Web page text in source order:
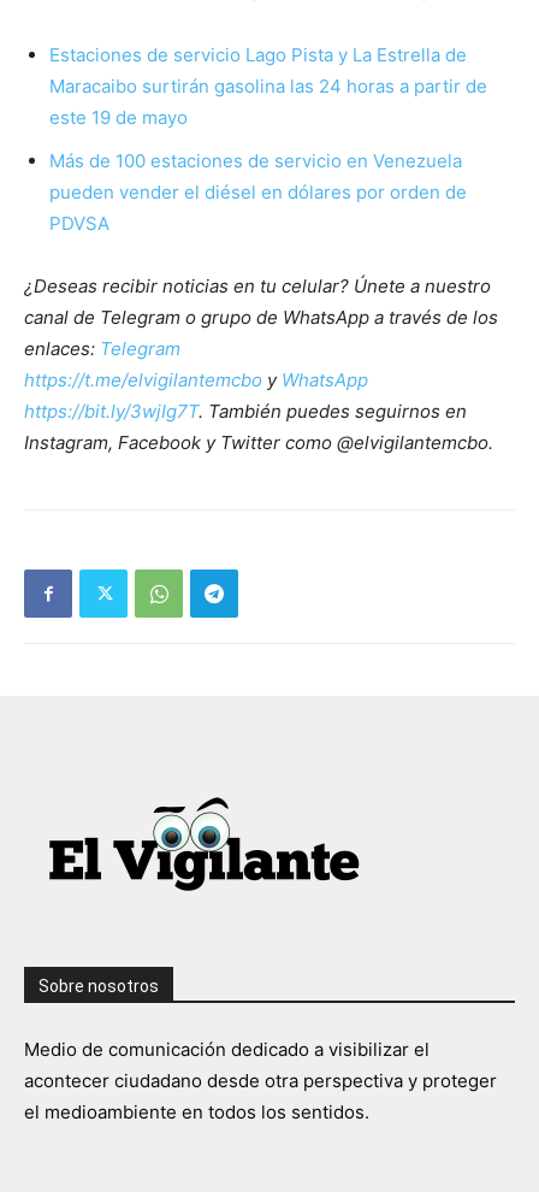
Estaciones de servicio Lago Pista y La Estrella de
Maracaibo surtirán gasolina las 24 horas a partir de
este 19 de mayo
Más de 100 estaciones de servicio en Venezuela
pueden vender el diésel en dólares por orden de
PDVSA
¿Deseas recibir noticias en tu celular? Únete a nuestro
canal de Telegram o grupo de WhatsApp a través de los
enlaces: Telegram
https://t.me/elvigilantemcbo y WhatsApp
https://bit.ly/3wjIg7T. También puedes seguirnos en
Instagram, Facebook y Twitter como @elvigilantemcbo.
Sobre nosotros
Medio de comunicación dedicado a visibilizar el
acontecer ciudadano desde otra perspectiva y proteger
el medioambiente en todos los sentidos.